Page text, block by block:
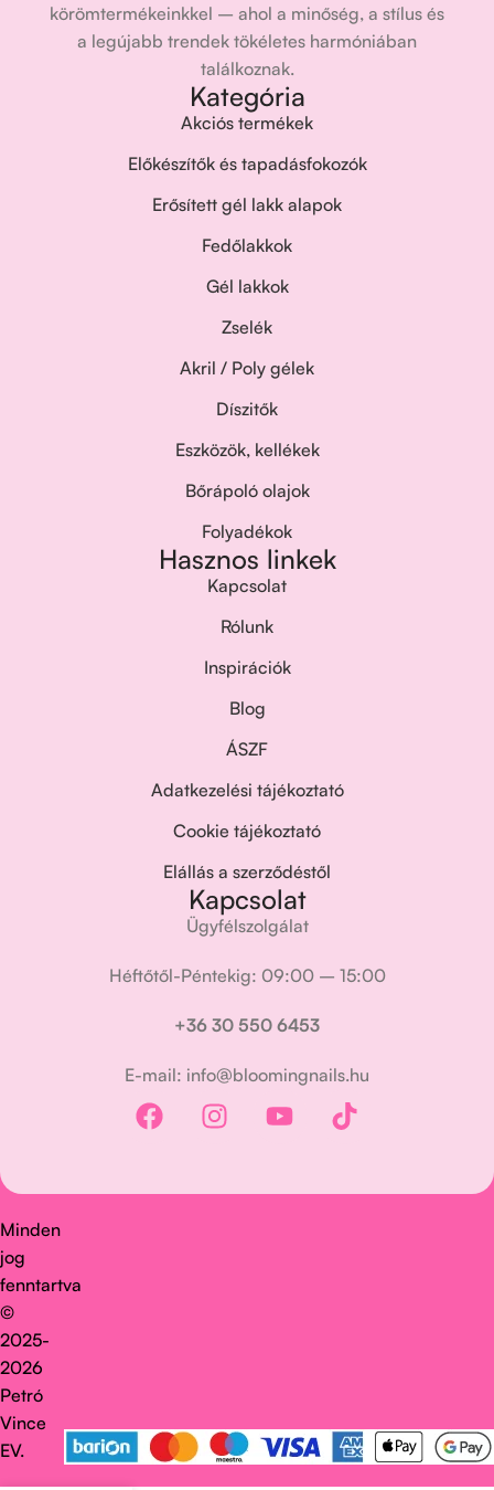
körömtermékeinkkel – ahol a minőség, a stílus és
a legújabb trendek tökéletes harmóniában
találkoznak.
Kategória
Akciós termékek
Előkészítők és tapadásfokozók
Erősített gél lakk alapok
Fedőlakkok
Gél lakkok
Zselék
Akril / Poly gélek
Díszitők
Eszközök, kellékek
Bőrápoló olajok
Folyadékok
Hasznos linkek
Kapcsolat
Rólunk
Inspirációk
Blog
ÁSZF
Adatkezelési tájékoztató
Cookie tájékoztató
Elállás a szerződéstől
Kapcsolat
Ügyfélszolgálat
Héftőtől-Péntekig: 09:00 – 15:00
+36 30 550 6453
E-mail: info@bloomingnails.hu
Minden
jog
fenntartva
©
2025-
2026
Petró
Vince
EV.